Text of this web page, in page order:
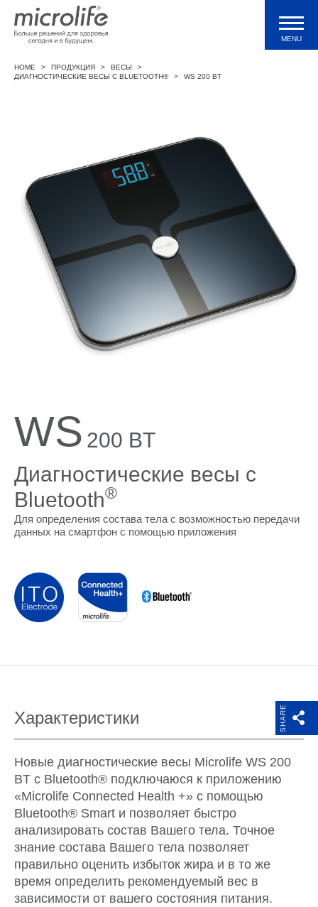
Продукция
Валидации и клинические исследования
Технологии
Журнал
Поддержка
MENU
HOME > ПРОДУКЦИЯ > ВЕСЫ
>
ДИАГНОСТИЧЕСКИЕ ВЕСЫ С BLUETOOTH®
> WS 200 BT
WS 200 BT
Диагностические весы с
Bluetooth®
Для определения состава тела с возможностью передачи
данных на смартфон с помощью приложения
SHARE
Характеристики
Новые диагностические весы Microlife WS 200
BT с Bluetooth® подключаюся к приложению
«Microlife Connected Health +» с помощью
Bluetooth® Smart и позволяет быстро
анализировать состав Вашего тела. Точное
знание состава Вашего тела позволяет
правильно оценить избыток жира и в то же
время определить рекомендуемый вес в
зависимости от вашего состояния питания.